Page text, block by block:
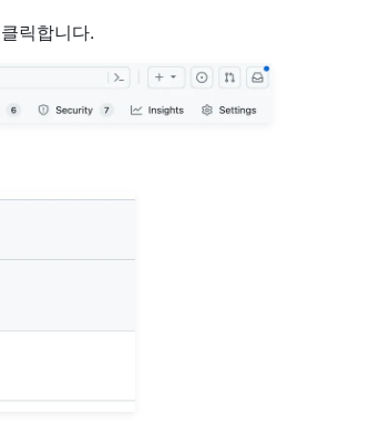
릭합니다.